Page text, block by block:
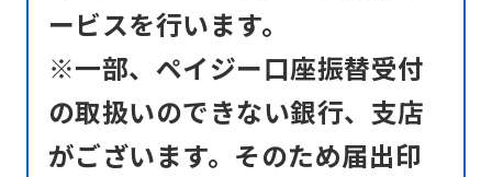
ービスを行います。
※一部、ペイジー口座振替受付
の取扱いのできない銀行、支店
がございます。そのため届出印